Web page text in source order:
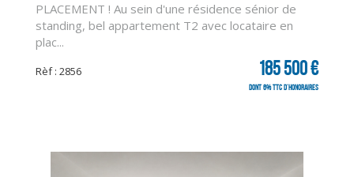
PLACEMENT ! Au sein d'une résidence sénior de
standing, bel appartement T2 avec locataire en
plac...
Rèf : 2856 185 500 €
dont 6% TTC d'honoraires